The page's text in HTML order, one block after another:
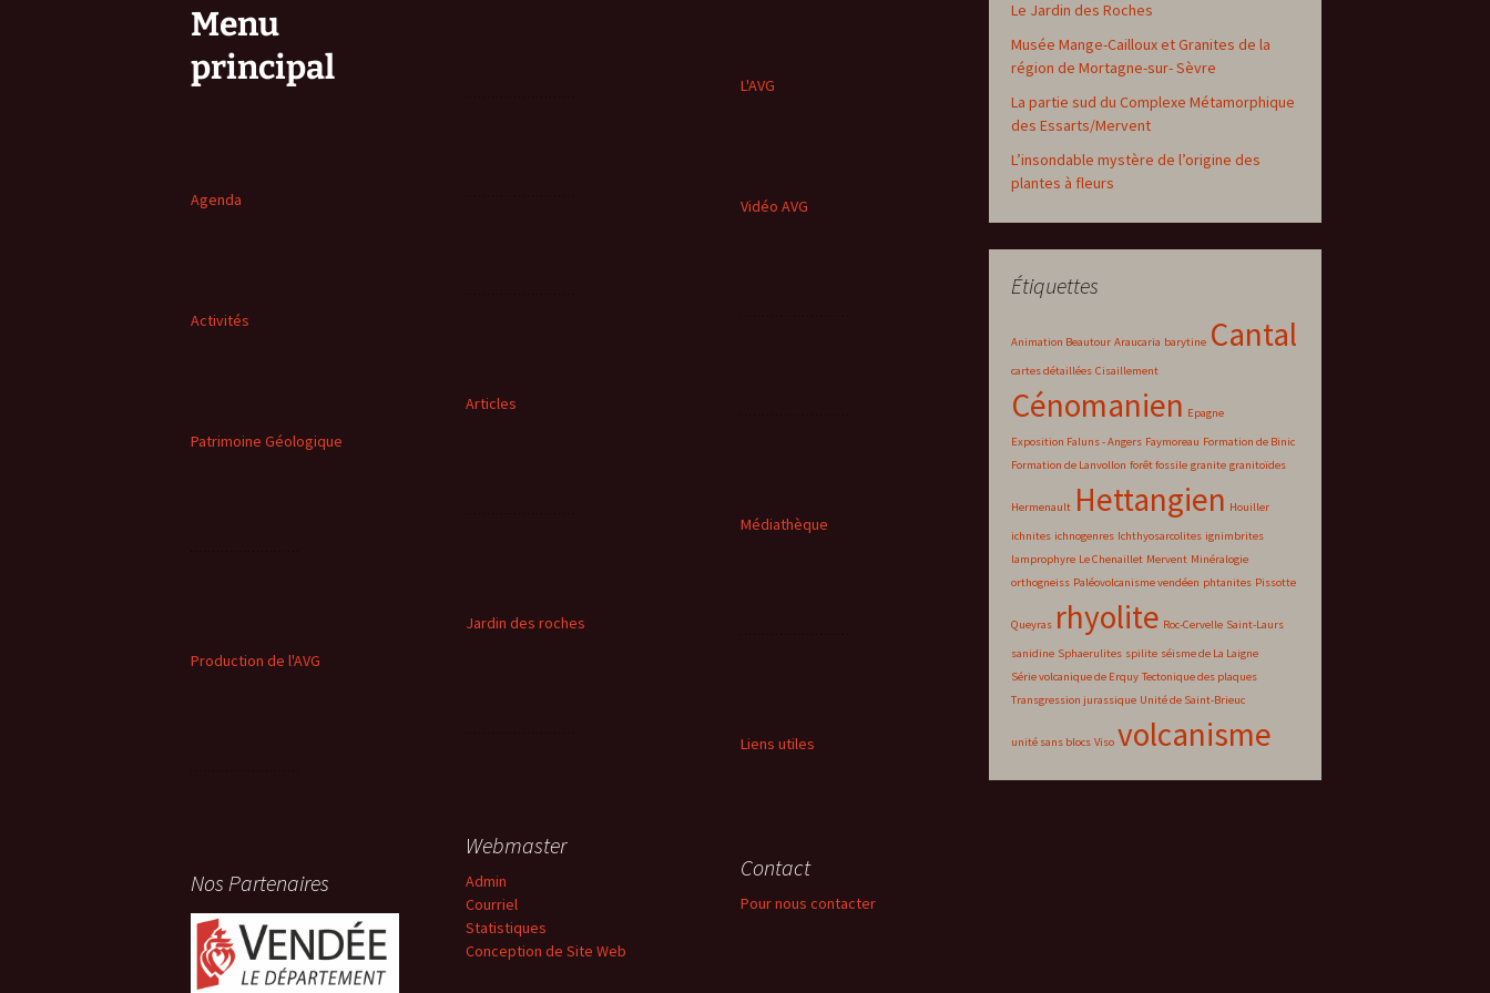
Le Jardin des Roches
Musée Mange-Cailloux et Granites de la
région de Mortagne-sur- Sèvre
La partie sud du Complexe Métamorphique
des Essarts/Mervent
L’insondable mystère de l’origine des
plantes à fleurs
Étiquettes
Animation Beautour Araucaria barytine Cantal
cartes détaillées Cisaillement
Cénomanien Epagne
Exposition Faluns - Angers Faymoreau Formation de Binic
Formation de Lanvollon forêt fossile granite granitoïdes
Hermenault Hettangien Houiller
ichnites ichnogenres Ichthyosarcolites ignimbrites
lamprophyre Le Chenaillet Mervent Minéralogie
orthogneiss Paléovolcanisme vendéen phtanites Pissotte
Queyras rhyolite Roc-Cervelle Saint-Laurs
sanidine Sphaerulites spilite séisme de La Laigne
Série volcanique de Erquy Tectonique des plaques
Transgression jurassique Unité de Saint-Brieuc
unité sans blocs Viso volcanisme
Menu
principal
L'AVG
Agenda Vidéo AVG
Activités
Articles
Patrimoine Géologique
Médiathèque
Jardin des roches
Production de l'AVG
Liens utiles
Webmaster
Admin
Courriel
Statistiques
Conception de Site Web
Contact
Pour nous contacter
Nos Partenaires